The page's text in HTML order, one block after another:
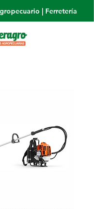
| Ferretería